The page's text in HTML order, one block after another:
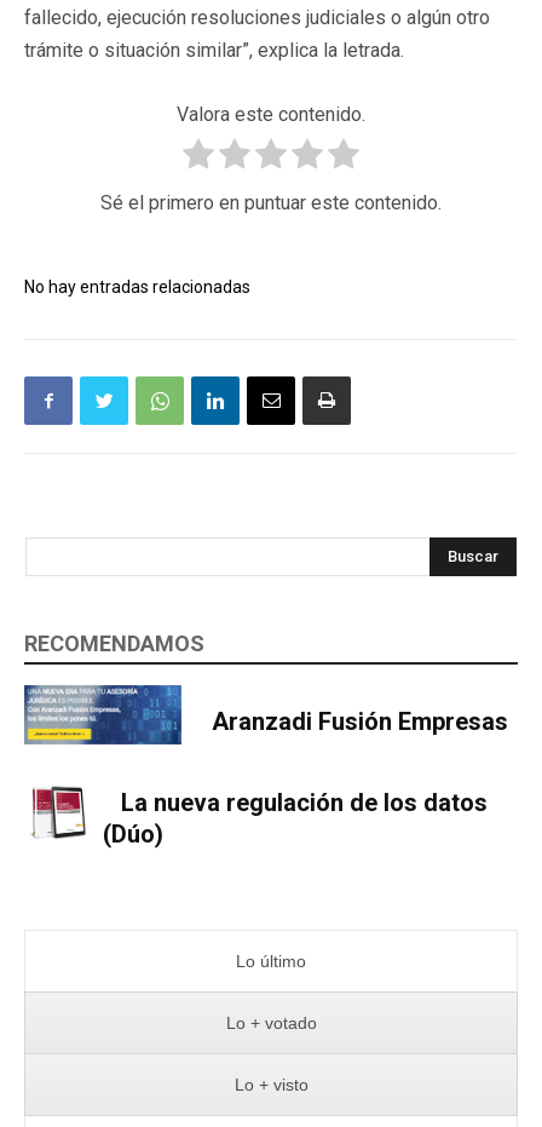
fallecido, ejecución resoluciones judiciales o algún otro
trámite o situación similar”, explica la letrada.
Valora este contenido.
Sé el primero en puntuar este contenido.
No hay entradas relacionadas
Buscar
RECOMENDAMOS
Aranzadi Fusión Empresas
La nueva regulación de los datos
(Dúo)
Lo último
Lo + votado
Lo + visto